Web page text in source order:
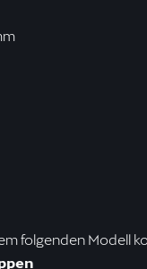
folgenden Modell